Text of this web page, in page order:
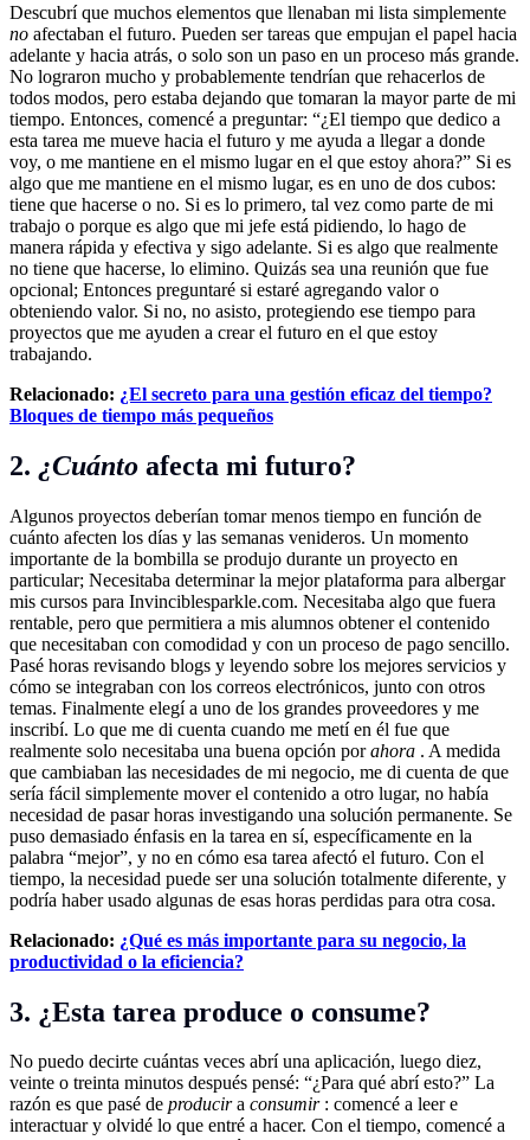
Descubrí que muchos elementos que llenaban mi lista simplemente
no afectaban el futuro. Pueden ser tareas que empujan el papel hacia
adelante y hacia atrás, o solo son un paso en un proceso más grande.
No lograron mucho y probablemente tendrían que rehacerlos de
todos modos, pero estaba dejando que tomaran la mayor parte de mi
tiempo. Entonces, comencé a preguntar: “¿El tiempo que dedico a
esta tarea me mueve hacia el futuro y me ayuda a llegar a donde
voy, o me mantiene en el mismo lugar en el que estoy ahora?” Si es
algo que me mantiene en el mismo lugar, es en uno de dos cubos:
tiene que hacerse o no. Si es lo primero, tal vez como parte de mi
trabajo o porque es algo que mi jefe está pidiendo, lo hago de
manera rápida y efectiva y sigo adelante. Si es algo que realmente
no tiene que hacerse, lo elimino. Quizás sea una reunión que fue
opcional; Entonces preguntaré si estaré agregando valor o
obteniendo valor. Si no, no asisto, protegiendo ese tiempo para
proyectos que me ayuden a crear el futuro en el que estoy
trabajando.
Relacionado: ¿El secreto para una gestión eficaz del tiempo?
Bloques de tiempo más pequeños
2. ¿Cuánto afecta mi futuro?
Algunos proyectos deberían tomar menos tiempo en función de
cuánto afecten los días y las semanas venideros. Un momento
importante de la bombilla se produjo durante un proyecto en
particular; Necesitaba determinar la mejor plataforma para albergar
mis cursos para Invinciblesparkle.com. Necesitaba algo que fuera
rentable, pero que permitiera a mis alumnos obtener el contenido
que necesitaban con comodidad y con un proceso de pago sencillo.
Pasé horas revisando blogs y leyendo sobre los mejores servicios y
cómo se integraban con los correos electrónicos, junto con otros
temas. Finalmente elegí a uno de los grandes proveedores y me
inscribí. Lo que me di cuenta cuando me metí en él fue que
realmente solo necesitaba una buena opción porahora . A medida
que cambiaban las necesidades de mi negocio, me di cuenta de que
sería fácil simplemente mover el contenido a otro lugar, no había
necesidad de pasar horas investigando una solución permanente. Se
puso demasiado énfasis en la tarea en sí, específicamente en la
palabra “mejor”, y no en cómo esa tarea afectó el futuro. Con el
tiempo, la necesidad puede ser una solución totalmente diferente, y
podría haber usado algunas de esas horas perdidas para otra cosa.
Relacionado: ¿Qué es más importante para su negocio, la
productividad o la eficiencia?
3. ¿Esta tarea produce o consume?
No puedo decirte cuántas veces abrí una aplicación, luego diez,
veinte o treinta minutos después pensé: “¿Para qué abrí esto?” La
razón es que pasé de producira consumir: comencé a leer e
interactuar y olvidé lo que entré a hacer. Con el tiempo, comencé a